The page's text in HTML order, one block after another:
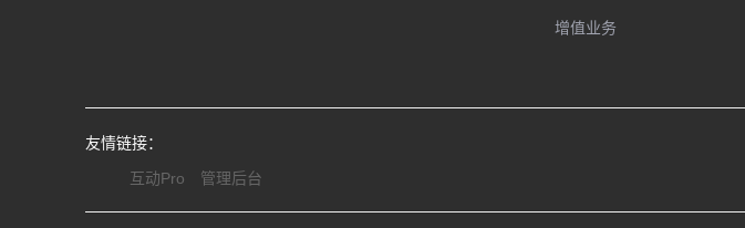
增值业务
友情链接：
互动Pro
管理后台